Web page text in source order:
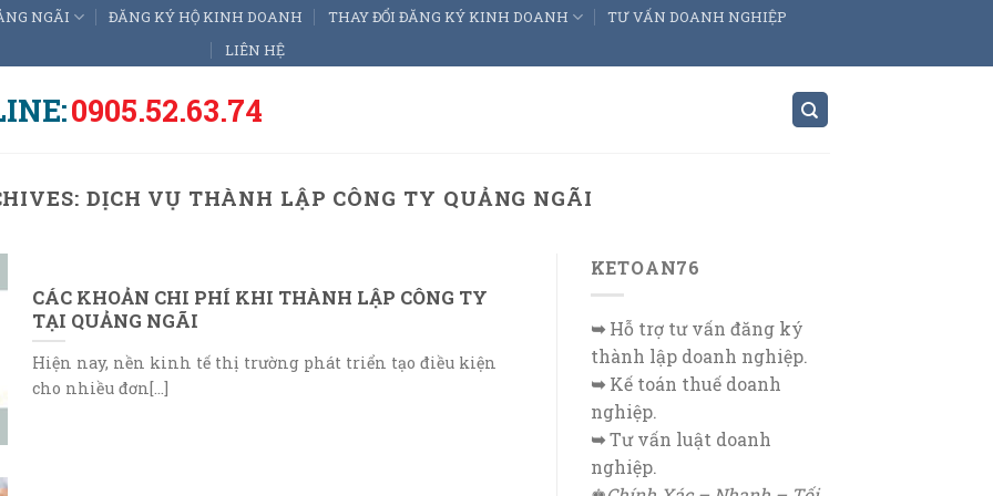
NGÃI ĐĂNG KÝ HỘ KINH DOANH THAY ĐỔI ĐĂNG KÝ KINH DOANH
TƯ VẤN DOANH NGHIỆP
LIÊN HỆ
0905.52.63.74
DỊCH VỤ THÀNH LẬP CÔNG TY QUẢNG NGÃI
CÁC KHOẢN CHI PHÍ KHI THÀNH LẬP CÔNG TY
TẠI QUẢNG NGÃI
Hiện nay, nền kinh tế thị trường phát triển tạo điều kiện
cho nhiều đơn[...]
KETOAN76
➥Hỗ trợ tư vấn đăng ký
thành lập doanh nghiệp.
➥Kế toán thuế doanh
nghiệp.
➥Tư vấn luật doanh
nghiệp.